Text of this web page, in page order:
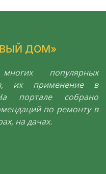
ДОМ»
популярных
их применение в
портале собрано
по ремонту в
на дачах.